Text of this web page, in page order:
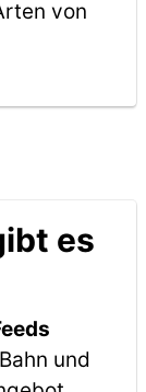
von
es
und